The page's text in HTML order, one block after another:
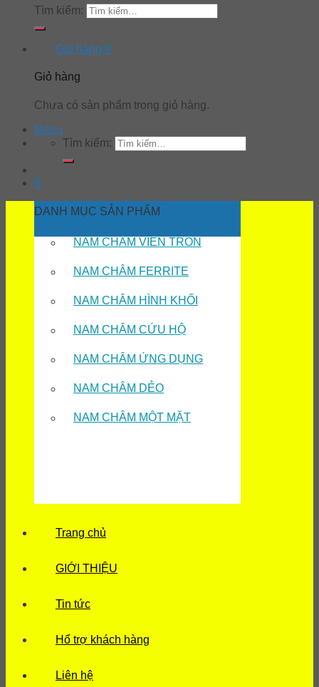
Tìm kiếm:
Giỏ hàng 0
Giỏ hàng
Chưa có sản phẩm trong giỏ hàng.
Menu
Tìm kiếm:
0
DANH MỤC SẢN PHẨM
NAM CHÂM VIÊN TRÒN
NAM CHÂM FERRITE
NAM CHÂM HÌNH KHỐI
NAM CHÂM CỨU HỘ
NAM CHÂM ỨNG DỤNG
NAM CHÂM DẺO
NAM CHÂM MỘT MẶT
Trang chủ
GIỚI THIỆU
Tin tức
Hổ trợ khách hàng
Liên hệ